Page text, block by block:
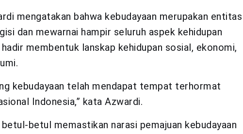
mengatakan bahwa kebudayaan merupakan entitas
dan mewarnai hampir seluruh aspek kehidupan
membentuk lanskap kehidupan sosial, ekonomi,
kebudayaan telah mendapat tempat terhormat
Indonesia,” kata Azwardi.
betul memastikan narasi pemajuan kebudayaan